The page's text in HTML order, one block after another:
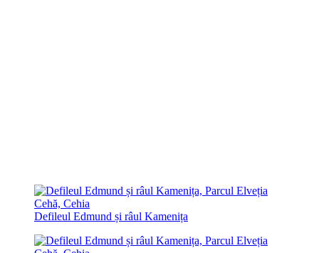
Defileul Edmund și râul Kamenița